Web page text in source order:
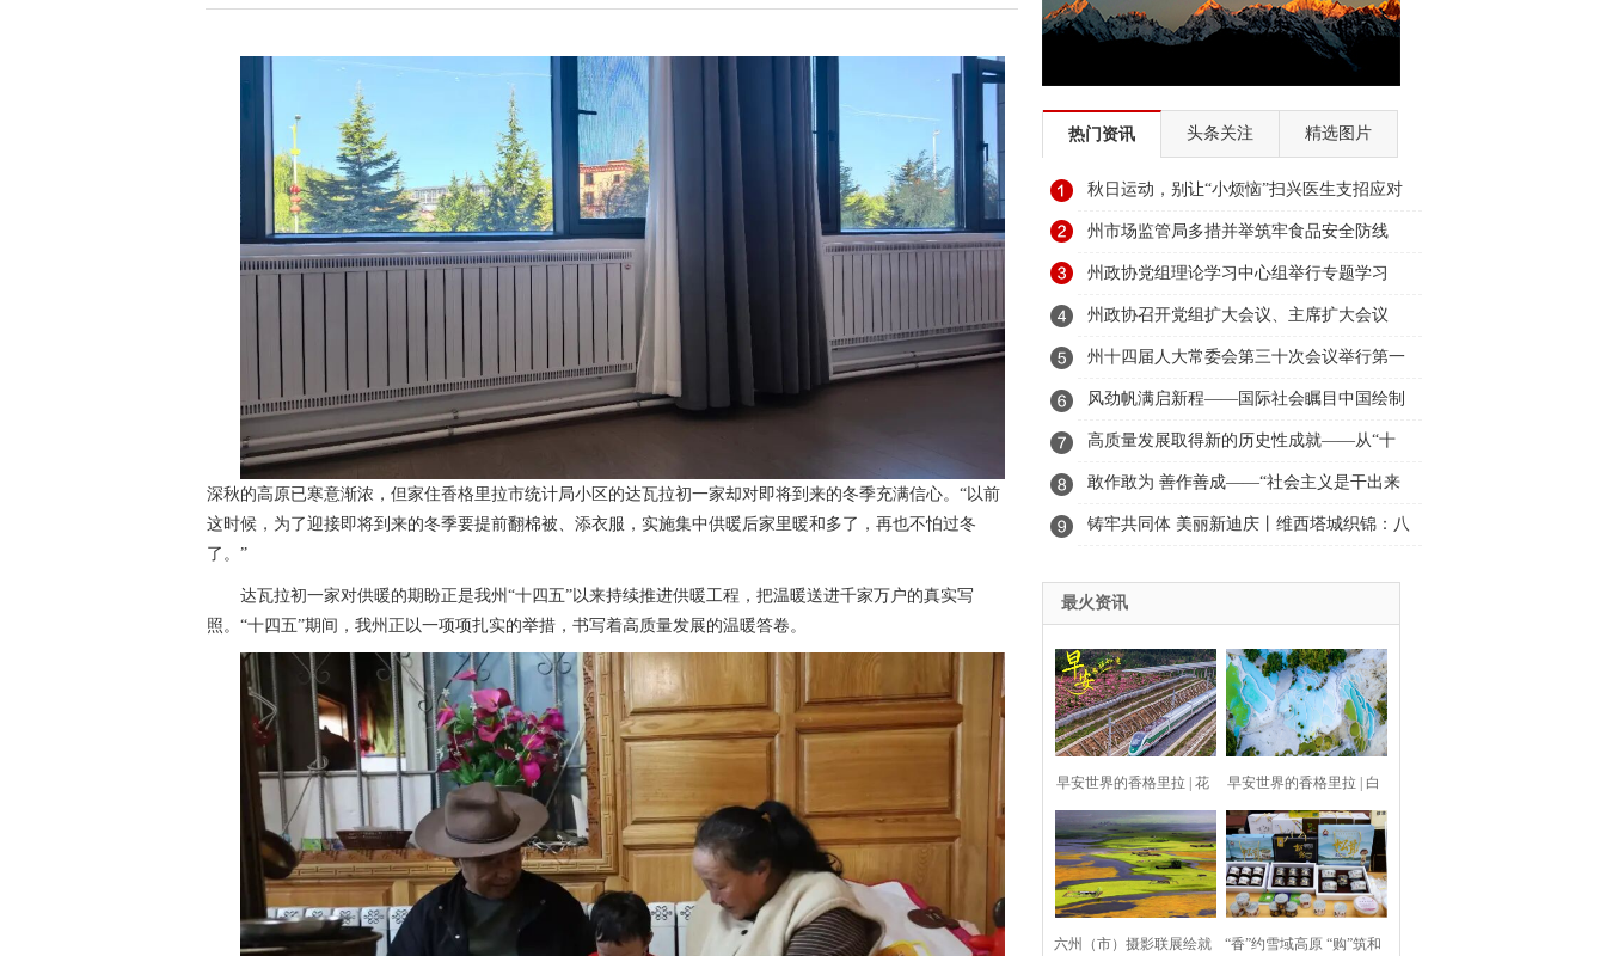
深秋的高原已寒意渐浓，但家住香格里拉市统计局小区的达瓦拉初一家却对即将到来的冬季充满信心。“以前
这时候，为了迎接即将到来的冬季要提前翻棉被、添衣服，实施集中供暖后家里暖和多了，再也不怕过冬
了。”
达瓦拉初一家对供暖的期盼正是我州“十四五”以来持续推进供暖工程，把温暖送进千家万户的真实写
照。“十四五”期间，我州正以一项项扎实的举措，书写着高质量发展的温暖答卷。
热门资讯 头条关注 精选图片
秋日运动，别让“小烦恼”扫兴医生支招应对
腿抽筋、臀部疼痛
州市场监管局多措并举筑牢食品安全防线
州政协党组理论学习中心组举行专题学习
州政协召开党组扩大会议、主席扩大会议
州十四届人大常委会第三十次会议举行第一
次全体会议
风劲帆满启新程——国际社会瞩目中国绘制
发展奋进新蓝图
高质量发展取得新的历史性成就——从“十
四五”看中国答卷
敢作敢为 善作善成——“社会主义是干出来
的”系列述评之二
铸牢共同体 美丽新迪庆丨维西塔城织锦：八
最火资讯
早安世界的香格里拉 | 花
海映天路
早安世界的香格里拉 | 白
水台
六州（市）摄影联展绘就 “香”约雪域高原 “购”筑和